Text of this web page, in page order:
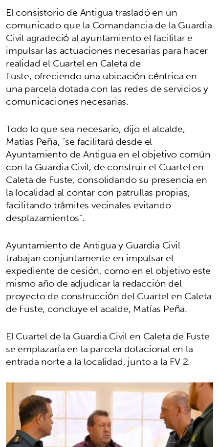
El consistorio de Antigua trasladó en un
comunicado que la Comandancia de la Guardia
Civil agradeció al ayuntamiento el facilitar e
impulsar las actuaciones necesarias para hacer
realidad el Cuartel en Caleta de
Fuste, ofreciendo una ubicación céntrica en
una parcela dotada con las redes de servicios y
comunicaciones necesarias.
Todo lo que sea necesario, dijo el alcalde,
Matías Peña, "se facilitará desde el
Ayuntamiento de Antigua en el objetivo común
con la Guardia Civil, de construir el Cuartel en
Caleta de Fuste, consolidando su presencia en
la localidad al contar con patrullas propias,
facilitando trámites vecinales evitando
desplazamientos".
Ayuntamiento de Antigua y Guardia Civil
trabajan conjuntamente en impulsar el
expediente de cesión, como en el objetivo este
mismo año de adjudicar la redacción del
proyecto de construcción del Cuartel en Caleta
de Fuste, concluye el acalde, Matías Peña.
El Cuartel de la Guardia Civil en Caleta de Fuste
se emplazaría en la parcela dotacional en la
entrada norte a la localidad, junto a la FV 2.